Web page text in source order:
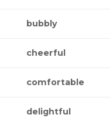
bubbly
cheerful
comfortable
delightful